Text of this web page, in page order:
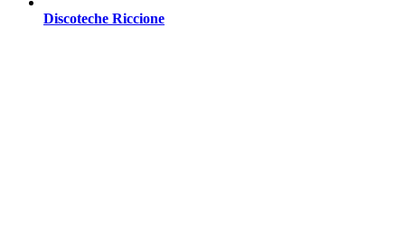
Discoteche Riccione